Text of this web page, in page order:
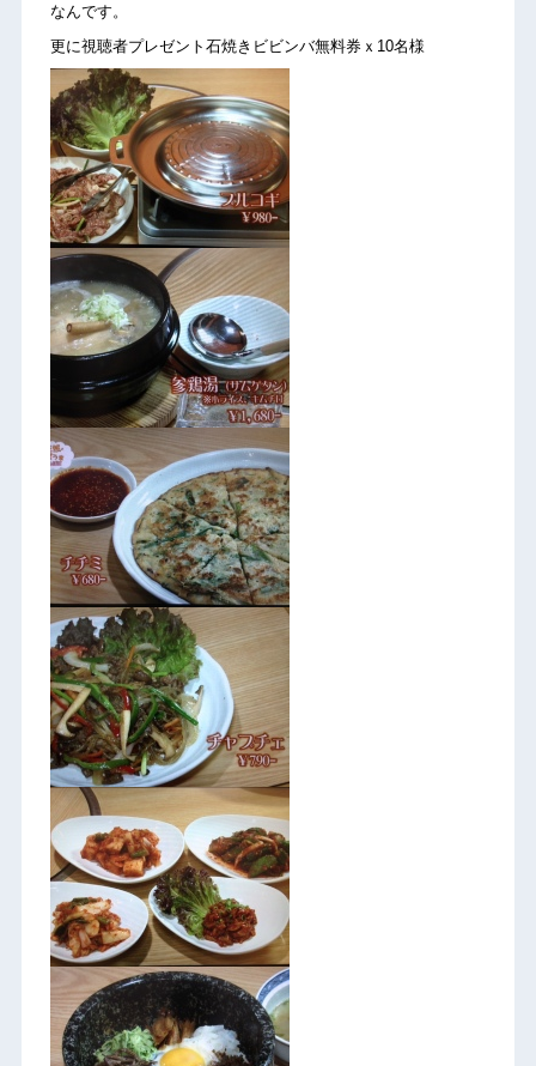
なんです。
更に視聴者プレゼント石焼きビビンバ無料券ｘ10名様